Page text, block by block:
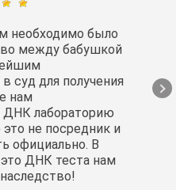
необходимо было
между бабушкой
суд для получения
нам
ДНК лабораторию
не посредник и
официально. В
ДНК теста нам